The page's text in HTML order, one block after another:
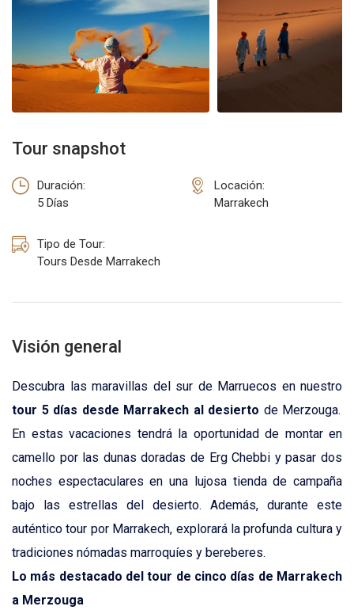
TOURS DESDE CASABLANCA
TOURS DESDE TANGER
TOURS DESDE ERRACHIDIA
Tour snapshot
Duración:
5 Días
Locación:
Marrakech
Tipo de Tour:
Tours Desde Marrakech
Visión general
Descubra las maravillas del sur de Marruecos en nuestro
tour 5 días desde Marrakech al desierto de Merzouga.
En estas vacaciones tendrá la oportunidad de montar en
camello por las dunas doradas de Erg Chebbi y pasar dos
noches espectaculares en una lujosa tienda de campaña
bajo las estrellas del desierto. Además, durante este
auténtico tour por Marrakech, explorará la profunda cultura y
tradiciones nómadas marroquíes y bereberes.
Lo más destacado del tour de cinco días de Marrakech
a Merzouga